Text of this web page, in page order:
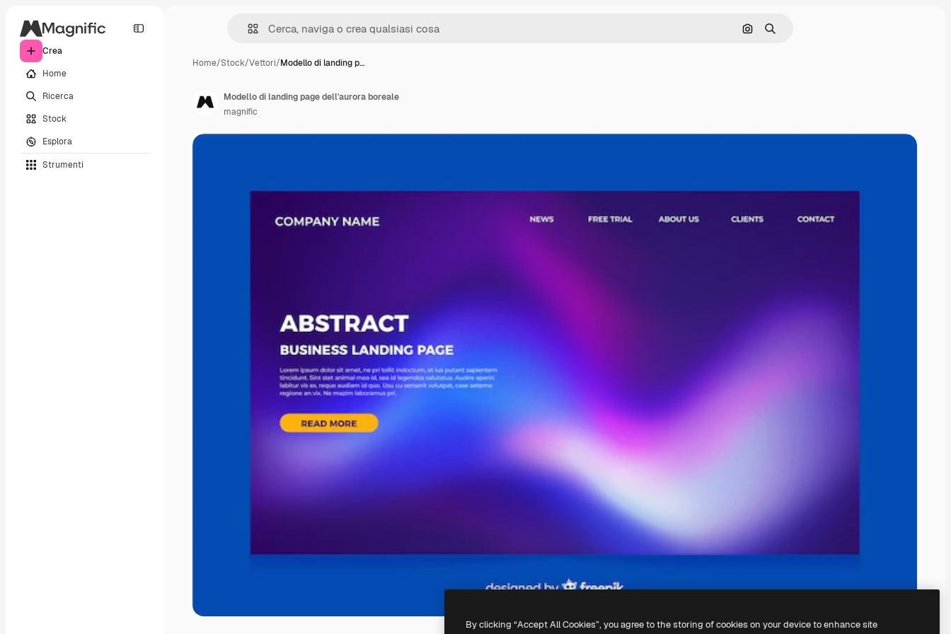
Crea
Home
Ricerca
Stock
Esplora
Strumenti
Cerca per immagine
Ricerca
Home/Stock/Vettori/Modello di landing p…
Modello di landing page dell'aurora boreale
magnific
By clicking “Accept All Cookies”, you agree to the storing of cookies on your device to enhance site